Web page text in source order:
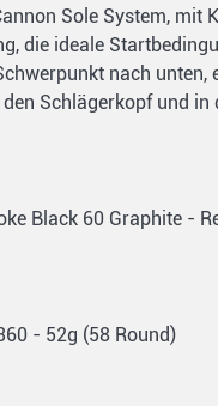
Sole System,
die ideale
nach
Schlägerkopf und
Black 60 Graphite -
- 52g (58 Round)